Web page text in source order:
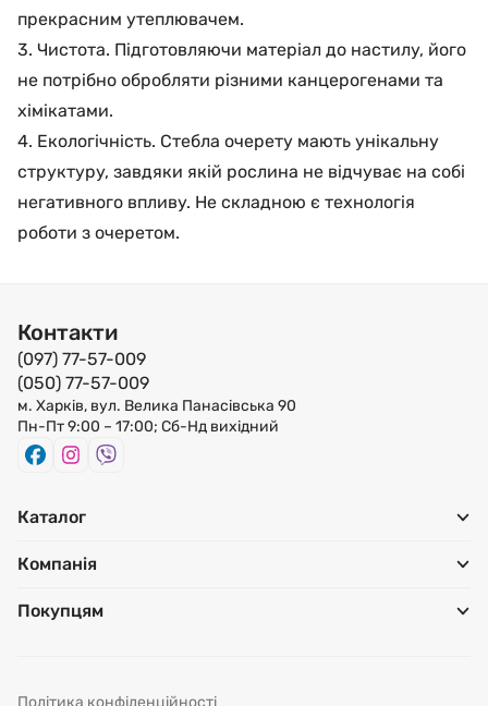
прекрасним утеплювачем.
3. Чистота. Підготовляючи матеріал до настилу, його
не потрібно обробляти різними канцерогенами та
хімікатами.
4. Екологічність. Стебла очерету мають унікальну
структуру, завдяки якій рослина не відчуває на собі
негативного впливу. Не складною є технологія
роботи з очеретом.
Контакти
(097) 77-57-009
(050) 77-57-009
м. Харків, вул. Велика Панасівська 90
Пн-Пт 9:00 – 17:00; Сб-Нд вихідний
Каталог
Компанія
Покупцям
Політика конфіденційності